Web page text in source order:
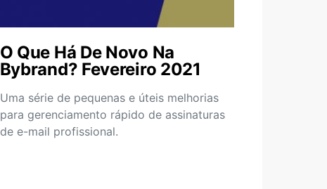
O Que Há De Novo Na
Bybrand? Fevereiro 2021
Uma série de pequenas e úteis melhorias
para gerenciamento rápido de assinaturas
de e-mail profissional.